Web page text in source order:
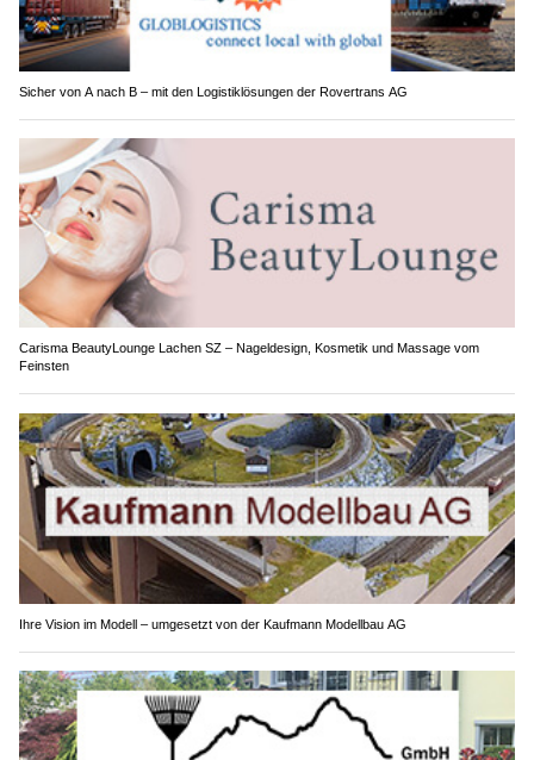
Sicher von A nach B – mit den Logistiklösungen der Rovertrans AG
Carisma BeautyLounge Lachen SZ – Nageldesign, Kosmetik und Massage vom
Feinsten
Ihre Vision im Modell – umgesetzt von der Kaufmann Modellbau AG